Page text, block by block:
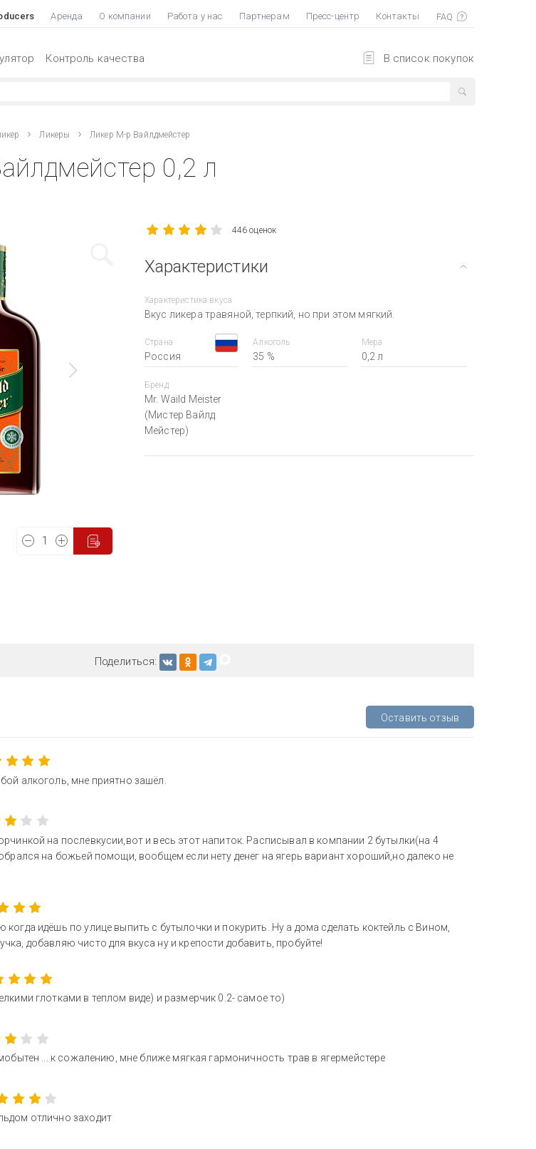
Аренда О компании Работа у нас Партнерам Пресс-центр Контакты
В список покупок
Контроль качества
Ликеры Ликер М-р Вайлдмейстер
0,2 л
446 оценок
Характеристики
Характеристика вкуса
Вкус ликера травяной, терпкий, но при этом мягкий.
Страна
Россия
Алкоголь
35 %
Мера
0,2 л
Бренд
Mr. Waild Meister
(Мистер Вайлд
Мейстер)
Поделиться:
Оставить отзыв
алкоголь, мне приятно зашёл.
на послевкусии,вот и весь этот напиток. Расписывал в компании 2 бутылки(на 4
на божьей помощи, вообщем если нету денег на ягерь вариант хороший,но далеко не
идёшь по улице выпить с бутылочки и покурить. Ну а дома сделать коктейль с Вином,
добавляю чисто для вкуса ну и крепости добавить, пробуйте!
глотками в теплом виде) и размерчик 0.2- самое то)
... к сожалению, мне ближе мягкая гармоничность трав в ягермейстере
отлично заходит